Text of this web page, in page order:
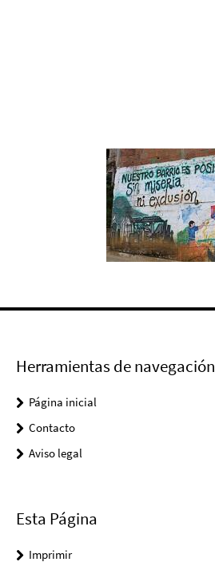
Herramientas de navegación
Página inicial
Contacto
Aviso legal
Esta Página
Imprimir